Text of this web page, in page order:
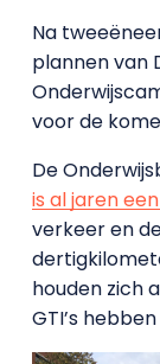
Na
plannen van
voor de
De
is al jaren
verkeer en
houden zich
GTI’s